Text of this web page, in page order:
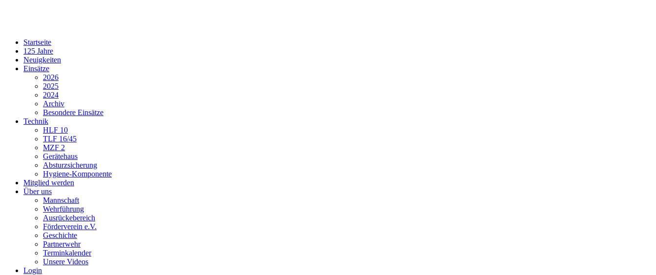
Startseite
125 Jahre
Neuigkeiten
Einsätze
2026
2025
2024
Archiv
Besondere Einsätze
Technik
HLF 10
TLF 16/45
MZF 2
Gerätehaus
Absturzsicherung
Hygiene-Komponente
Mitglied werden
Über uns
Mannschaft
Wehrführung
Ausrückebereich
Förderverein e.V.
Geschichte
Partnerwehr
Terminkalender
Unsere Videos
Login